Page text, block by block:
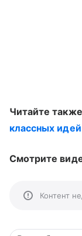
Читайте
классных идей
Смотрите
Контент